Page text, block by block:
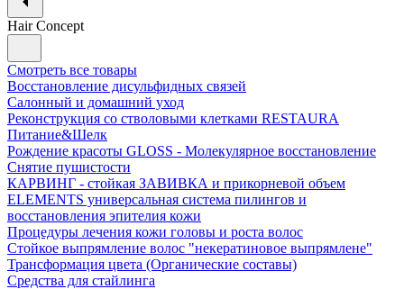
Hair Concept
Смотреть все товары
Восстановление дисульфидных связей
Салонный и домашний уход
Реконструкция со стволовыми клетками RESTAURA
Питание&Шелк
Рождение красоты GLOSS - Молекулярное восстановление
Снятие пушистости
КАРВИНГ - стойкая ЗАВИВКА и прикорневой объем
ELEMENTS универсальная система пилингов и
восстановления эпителия кожи
Процедуры лечения кожи головы и роста волос
Стойкое выпрямление волос "некератиновое выпрямлене"
Трансформация цвета (Органические составы)
Средства для стайлинга